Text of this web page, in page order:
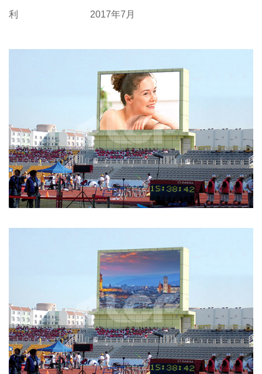
利
2017年7月